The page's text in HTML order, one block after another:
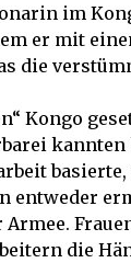
im
er mit
die
Kongo
kannten
entweder
die